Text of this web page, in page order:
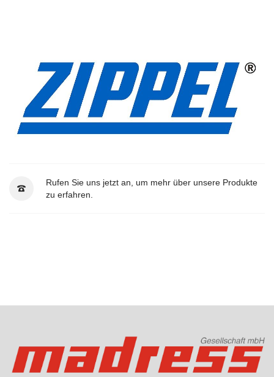
Rufen Sie uns jetzt an, um mehr über unsere Produkte
zu erfahren.